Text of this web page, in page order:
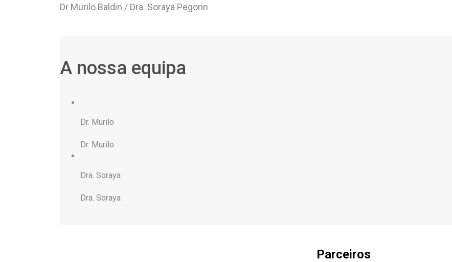
Dr Murilo Baldin / Dra. Soraya Pegorin
A nossa equipa
Dr. Murilo
Dr. Murilo
Dra. Soraya
Dra. Soraya
Parceiros